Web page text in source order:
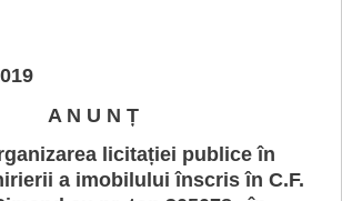
A N U N Ț
licitației publice în
a imobiluluiînscris în C.F.